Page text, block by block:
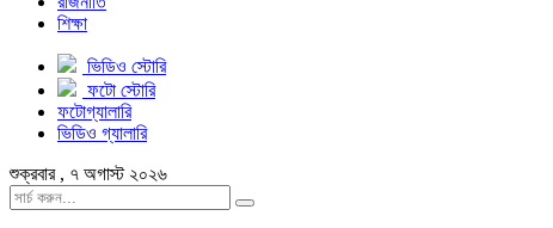
শিক্ষা
ভিডিও স্টোরি
ফটো স্টোরি
ফটোগ্যালারি
ভিডিও গ্যালারি
শুক্রবার , ৭ অগাস্ট ২০২৬